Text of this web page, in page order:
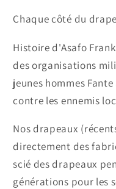
Chaque côté du
Histoire d'Asafo
des organisations
jeunes hommes
contre les ennemis
Nos drapeaux
directement des
scié des drapeaux
générations pour les